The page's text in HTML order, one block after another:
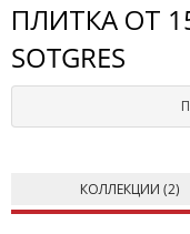
ПЛИТКА ОТ
SOTGRES
КОЛЛЕКЦИИ (2)